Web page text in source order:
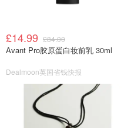
£14.99 £84.00
Avant Pro胶原蛋白妆前乳 30ml
Dealmoon英国省钱快报